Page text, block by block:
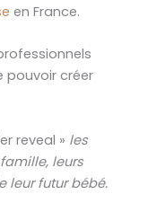
en France.
pouvoir créer
reveal » les
leurs
leur futur bébé.